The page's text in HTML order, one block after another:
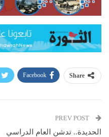
Share
Facebook
الحديدة.. تدشن العام الدراسي